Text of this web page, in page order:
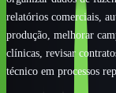
relatórios comerciais,
produção, melhorar
clínicas, revisar
técnico em processos